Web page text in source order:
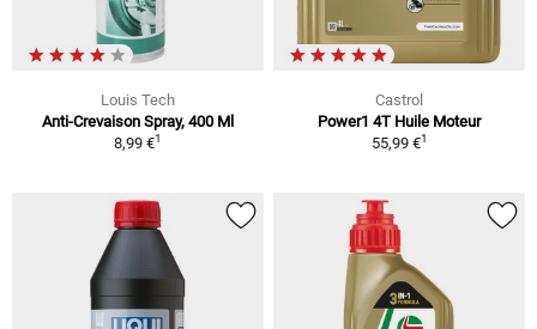
Louis Tech
Anti-Crevaison Spray, 400 Ml
8,99 €1
Castrol
Power1 4T Huile Moteur
55,99 €1